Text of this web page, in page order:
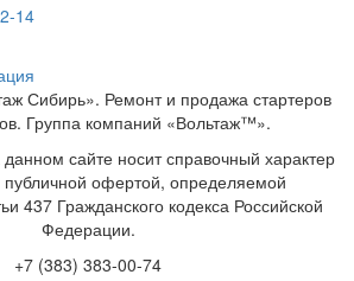
14
Сибирь». Ремонт и продажа стартеров
Группа компаний «Вольтаж™».
сайте носит справочный характер
публичной офертой, определяемой
437 Гражданского кодекса Российской
Федерации.
+7 (383) 383-00-74